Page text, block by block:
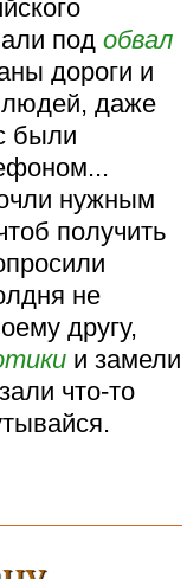
подобвал
дороги и
людей, даже
были
нужным
получить
не
другу,
и замели
что-то